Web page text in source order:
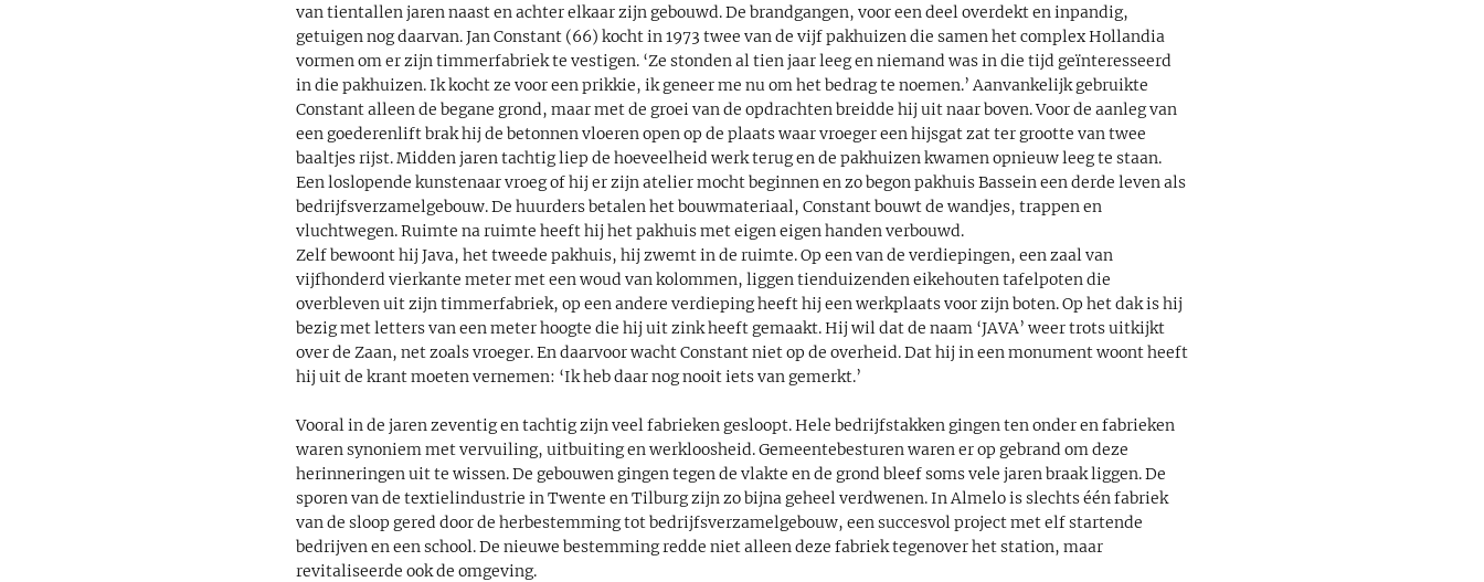
van tientallen jaren naast en achter elkaar zijn gebouwd. De brandgangen, voor een deel overdekt en inpandig,
getuigen nog daarvan. Jan Constant (66) kocht in 1973 twee van de vijf pakhuizen die samen het complex Hollandia
vormen om er zijn timmerfabriek te vestigen. ‘Ze stonden al tien jaar leeg en niemand was in die tijd geïnteresseerd
in die pakhuizen. Ik kocht ze voor een prikkie, ik geneer me nu om het bedrag te noemen.’ Aanvankelijk gebruikte
Constant alleen de begane grond, maar met de groei van de opdrachten breidde hij uit naar boven. Voor de aanleg van
een goederenlift brak hij de betonnen vloeren open op de plaats waar vroeger een hijsgat zat ter grootte van twee
baaltjes rijst. Midden jaren tachtig liep de hoeveelheid werk terug en de pakhuizen kwamen opnieuw leeg te staan.
Een loslopende kunstenaar vroeg of hij er zijn atelier mocht beginnen en zo begon pakhuis Bassein een derde leven als
bedrijfsverzamelgebouw. De huurders betalen het bouwmateriaal, Constant bouwt de wandjes, trappen en
vluchtwegen. Ruimte na ruimte heeft hij het pakhuis met eigen eigen handen verbouwd.
Zelf bewoont hij Java, het tweede pakhuis, hij zwemt in de ruimte. Op een van de verdiepingen, een zaal van
vijfhonderd vierkante meter met een woud van kolommen, liggen tienduizenden eikehouten tafelpoten die
overbleven uit zijn timmerfabriek, op een andere verdieping heeft hij een werkplaats voor zijn boten. Op het dak is hij
bezig met letters van een meter hoogte die hij uit zink heeft gemaakt. Hij wil dat de naam ‘JAVA’ weer trots uitkijkt
over de Zaan, net zoals vroeger. En daarvoor wacht Constant niet op de overheid. Dat hij in een monument woont heeft
hij uit de krant moeten vernemen: ‘Ik heb daar nog nooit iets van gemerkt.’
Vooral in de jaren zeventig en tachtig zijn veel fabrieken gesloopt. Hele bedrijfstakken gingen ten onder en fabrieken
waren synoniem met vervuiling, uitbuiting en werkloosheid. Gemeentebesturen waren er op gebrand om deze
herinneringen uit te wissen. De gebouwen gingen tegen de vlakte en de grond bleef soms vele jaren braak liggen. De
sporen van de textielindustrie in Twente en Tilburg zijn zo bijna geheel verdwenen. In Almelo is slechts één fabriek
van de sloop gered door de herbestemming tot bedrijfsverzamelgebouw, een succesvol project met elf startende
bedrijven en een school. De nieuwe bestemming redde niet alleen deze fabriek tegenover het station, maar
revitaliseerde ook de omgeving.